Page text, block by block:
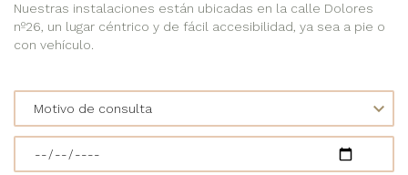
Nuestras instalaciones están ubicadas en la calle Dolores
nº26, un lugar céntrico y de fácil accesibilidad, ya sea a pie o
con vehículo.